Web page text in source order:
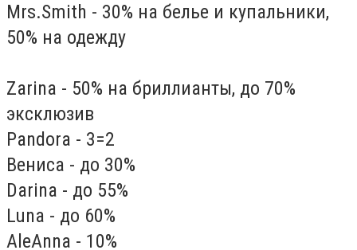
Mrs.Smith - 30% на белье и купальники,
50% на одежду
Zarina - 50% на бриллианты, до 70%
эксклюзив
Pandora - 3=2
Вениса - до 30%
Darina - до 55%
Luna - до 60%
AleAnna - 10%